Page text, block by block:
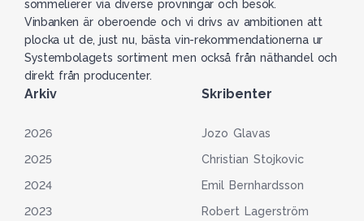
sommelierer via diverse provningar och besök.
Vinbanken är oberoende och vi drivs av ambitionen att
plocka ut de, just nu, bästa vin-rekommendationerna ur
Systembolagets sortiment men också från näthandel och
direkt från producenter.
Arkiv
2026
2025
2024
2023
Skribenter
Jozo Glavas
Christian Stojkovic
Emil Bernhardsson
Robert Lagerström